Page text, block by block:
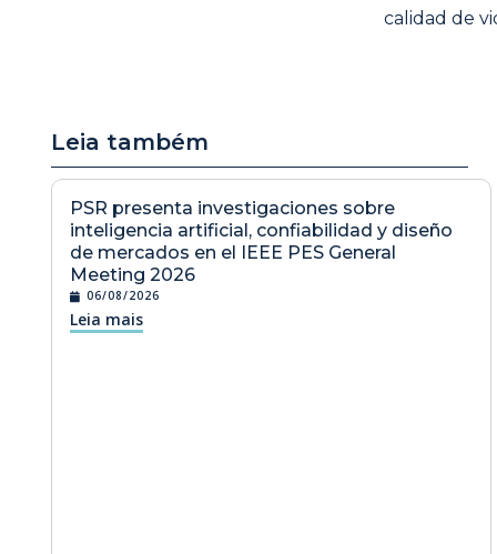
calidad de
Leia também
PSR presenta investigaciones sobre
inteligencia artificial, confiabilidad y diseño
de mercados en el IEEE PES General
Meeting 2026
06/08/2026
Leia mais